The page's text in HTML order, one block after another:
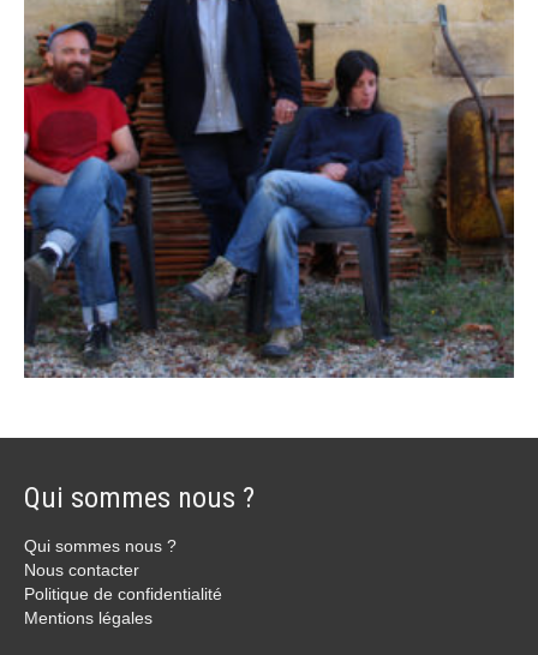
Qui sommes nous ?
Qui sommes nous ?
Nous contacter
Politique de confidentialité
Mentions légales